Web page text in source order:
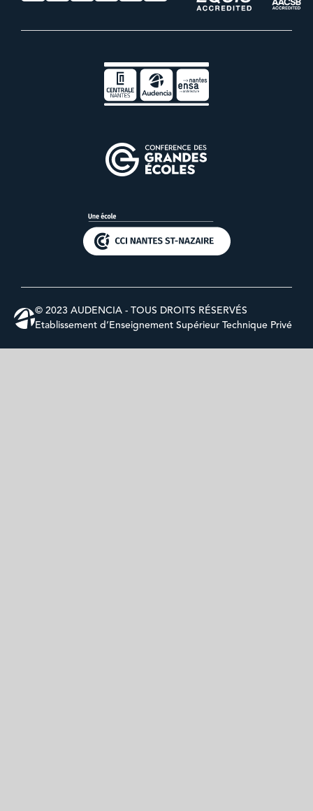
© 2023 AUDENCIA - TOUS DROITS RÉSERVÉS
Etablissement d’Enseignement Supérieur Technique Privé